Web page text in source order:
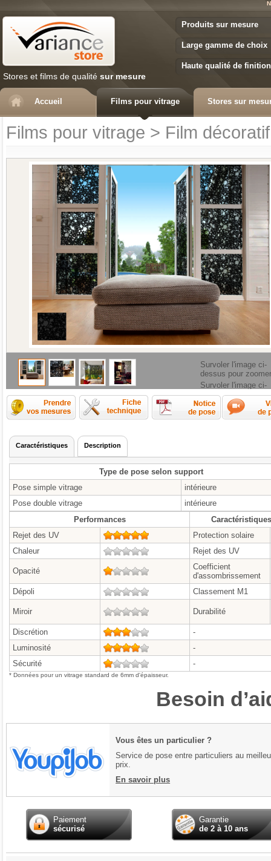
Stores et films de qualité sur mesure
Produits sur mesure
Large gamme de choix
Haute qualité de finition
Accueil Films pour vitrage Stores sur
Films pour vitrage > Film décoratif
Survoler l'image ci-
dessus pour zoomer
Survoler l'image ci-
dessus pour zoomer
Comment prendre les mesures ?
Fiche technique
Caractéristiques Description
Type de pose selon support
Pose simple vitrage
intérieure
Pose double vitrage
intérieure
Performances
Caractéristiques
Rejet des UV
Protection solaire
Chaleur
Rejet des UV
Opacité
Coefficient
d'assombrissement
Dépoli
Classement M1
Miroir Durabilité
Discrétion
-
Luminosité
-
Sécurité
-
* Données pour un vitrage standard de 6mm d'épaisseur.
Besoin
Vous êtes un particulier ?
Service de pose entre particuliers au
prix.
En savoir plus
Paiement
sécurisé
Garantie
de 2 à 10 ans